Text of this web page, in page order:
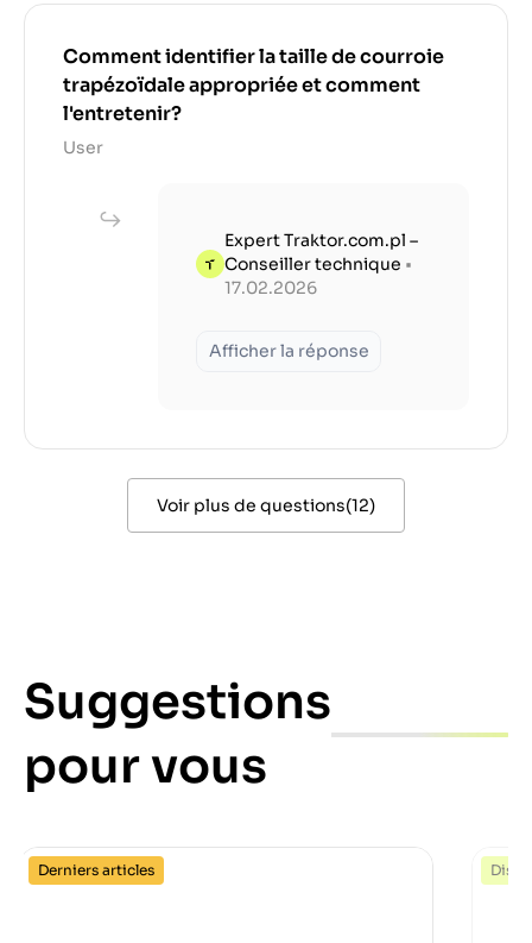
Comment identifier la taille de courroie
trapézoïdale appropriée et comment
l'entretenir?
User
Expert Traktor.com.pl –
Conseiller technique •
17.02.2026
Afficher la réponse
Voir plus de questions(12)
Suggestions
pour vous
Derniers articles